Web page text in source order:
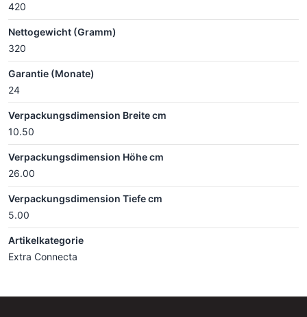
420
Nettogewicht (Gramm)
320
Garantie (Monate)
24
Verpackungsdimension Breite cm
10.50
Verpackungsdimension Höhe cm
26.00
Verpackungsdimension Tiefe cm
5.00
Artikelkategorie
Extra Connecta